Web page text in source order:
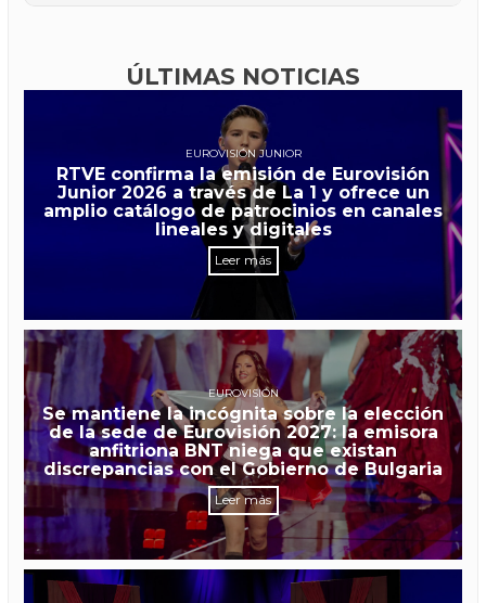
ÚLTIMAS NOTICIAS
EUROVISIÓN JUNIOR
RTVE confirma la emisión de Eurovisión
Junior 2026 a través de La 1 y ofrece un
amplio catálogo de patrocinios en canales
lineales y digitales
Leer más
EUROVISIÓN
Se mantiene la incógnita sobre la elección
de la sede de Eurovisión 2027: la emisora
anfitriona BNT niega que existan
discrepancias con el Gobierno de Bulgaria
Leer más